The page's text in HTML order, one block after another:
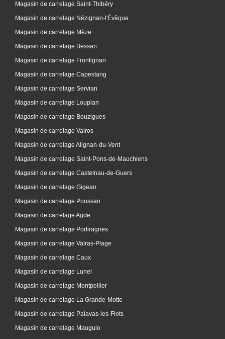
Magasin de carrelage Saint-Thibéry
Magasin de carrelage Nézignan-l'Évêque
Magasin de carrelage Mèze
Magasin de carrelage Bessan
Magasin de carrelage Frontignan
Magasin de carrelage Capestang
Magasin de carrelage Servian
Magasin de carrelage Loupian
Magasin de carrelage Bouzigues
Magasin de carrelage Valros
Magasin de carrelage Alignan-du-Vent
Magasin de carrelage Saint-Pons-de-Mauchiens
Magasin de carrelage Castelnau-de-Guers
Magasin de carrelage Gigean
Magasin de carrelage Poussan
Magasin de carrelage Agde
Magasin de carrelage Portiragnes
Magasin de carrelage Valras-Plage
Magasin de carrelage Caux
Magasin de carrelage Lunel
Magasin de carrelage Montpellier
Magasin de carrelage La Grande-Motte
Magasin de carrelage Palavas-les-Flots
Magasin de carrelage Mauguio